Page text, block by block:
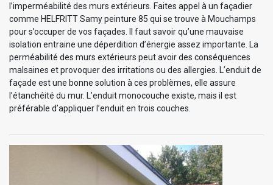
l’imperméabilité des murs extérieurs. Faites appel à un façadier
comme HELFRITT Samy peinture 85 qui se trouve à Mouchamps
pour s’occuper de vos façades. Il faut savoir qu’une mauvaise
isolation entraine une déperdition d’énergie assez importante. La
perméabilité des murs extérieurs peut avoir des conséquences
malsaines et provoquer des irritations ou des allergies. L’enduit de
façade est une bonne solution à ces problèmes, elle assure
l’étanchéité du mur. L’enduit monocouche existe, mais il est
préférable d’appliquer l’enduit en trois couches.